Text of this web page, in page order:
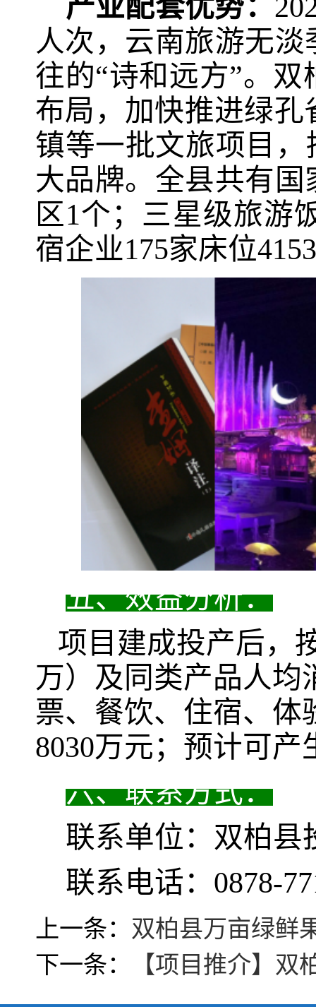
产业配套优势：
人次，云南旅游无
往的“诗和远方”。
布局，加快推进绿
镇等一批文旅项目，
大品牌。全县共有国
区1个；三星级旅游
宿企业175家床位4153
五、效益分析：
项目建成投产后，
万）及同类产品人均
票、餐饮、住宿、体
8030万元；预计可产
六、联系方式：
联系单位：双柏县
联系电话： 0878-
上一条： 双柏县万亩绿鲜
下一条：
【项目推介】